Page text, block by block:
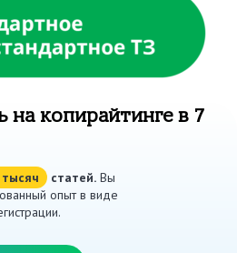
на копирайтинге в 7
статей. Вы
опыт в виде